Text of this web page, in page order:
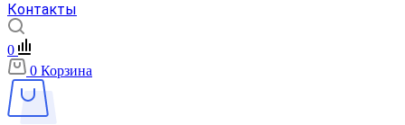
Контакты
0
0 Корзина